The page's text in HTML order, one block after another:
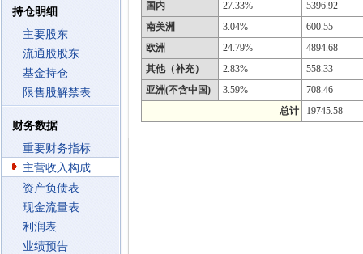
持仓明细
主要股东
流通股股东
基金持仓
限售股解禁表
财务数据
重要财务指标
主营收入构成
资产负债表
现金流量表
利润表
业绩预告
国内
27.33%
5396.92
南美洲
3.04%
600.55
欧洲
24.79%
4894.68
其他（补充）
2.83%
558.33
亚洲(不含中国)
3.59%
708.46
总计
19745.58